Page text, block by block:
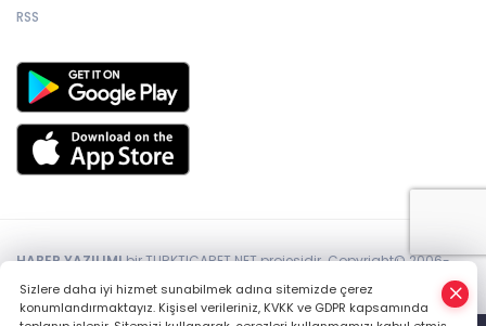
RSS
HABER YAZILIMIbir TURKTICARET.NET projesidir. Copyright© 2006-
Sizlere daha iyi hizmet sunabilmek adına sitemizde çerez
konumlandırmaktayız. Kişisel verileriniz, KVKK ve GDPR kapsamında